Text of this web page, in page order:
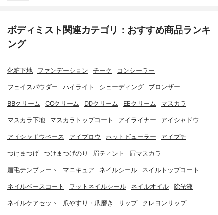
ボディミスト関連カテゴリ：おすすめ商品ランキ
ング
化粧下地 ファンデーション チーク コンシーラー
フェイスパウダー ハイライト シェーディング ブロンザー
BBクリーム CCクリーム DDクリーム EEクリーム マスカラ
マスカラ下地 マスカラトップコート アイライナー アイシャドウ
アイシャドウベース アイブロウ ホットビューラー アイプチ
つけまつげ つけまつげのり 眉ティント 眉マスカラ
眉毛テンプレート マニキュア ネイルシール ネイルトップコート
ネイルベースコート フットネイルシール ネイルオイル 除光液
ネイルケアセット 爪やすり・爪磨き リップ クレヨンリップ